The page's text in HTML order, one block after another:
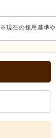
※現在の採用基準や